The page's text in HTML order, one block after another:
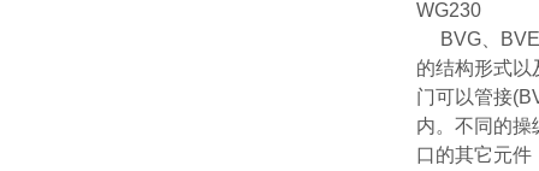
WG230
BVG、BVE
的结构形式以
门可以管接
内。不同的操
口的其它元件